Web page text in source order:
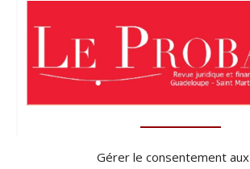
Gérer le consentement aux